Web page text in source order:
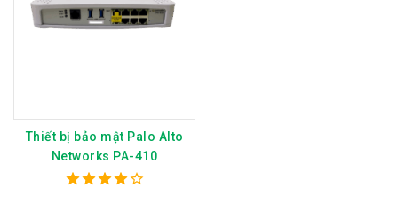
Thiết bị bảo mật Palo Alto
Networks PA-410